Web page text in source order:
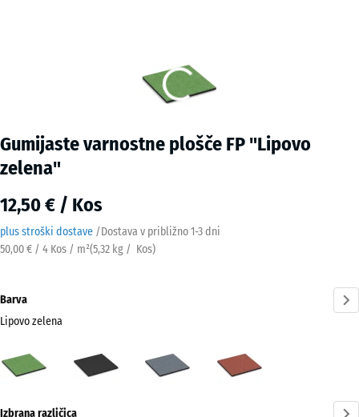
Gumijaste varnostne plošče FP "Lipovo
zelena"
12,50 € / Kos
plus stroški dostave /Dostava v približno1-3 dni
50,00 € / 4 Kos / m²(5,32 kg / Kos)
Barva
Lipovo zelena
zelena
Izbrana različica